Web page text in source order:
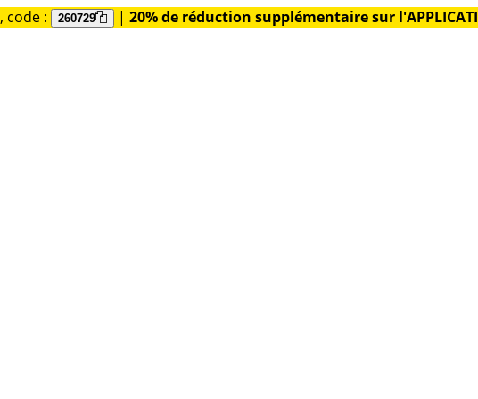
, code : 260729 | 20% de réduction supplémentaire sur